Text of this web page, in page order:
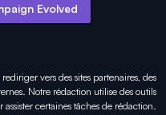
Evolved
vers des sites partenaires, des
Notre rédaction utilise des outils
assister certaines tâches de rédaction.